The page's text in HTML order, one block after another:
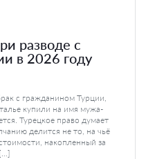
разводе с
в 2026 году
с гражданином Турции,
купили на имя мужа-
Турецкое право думает
делится не то, на чьё
накопленный за